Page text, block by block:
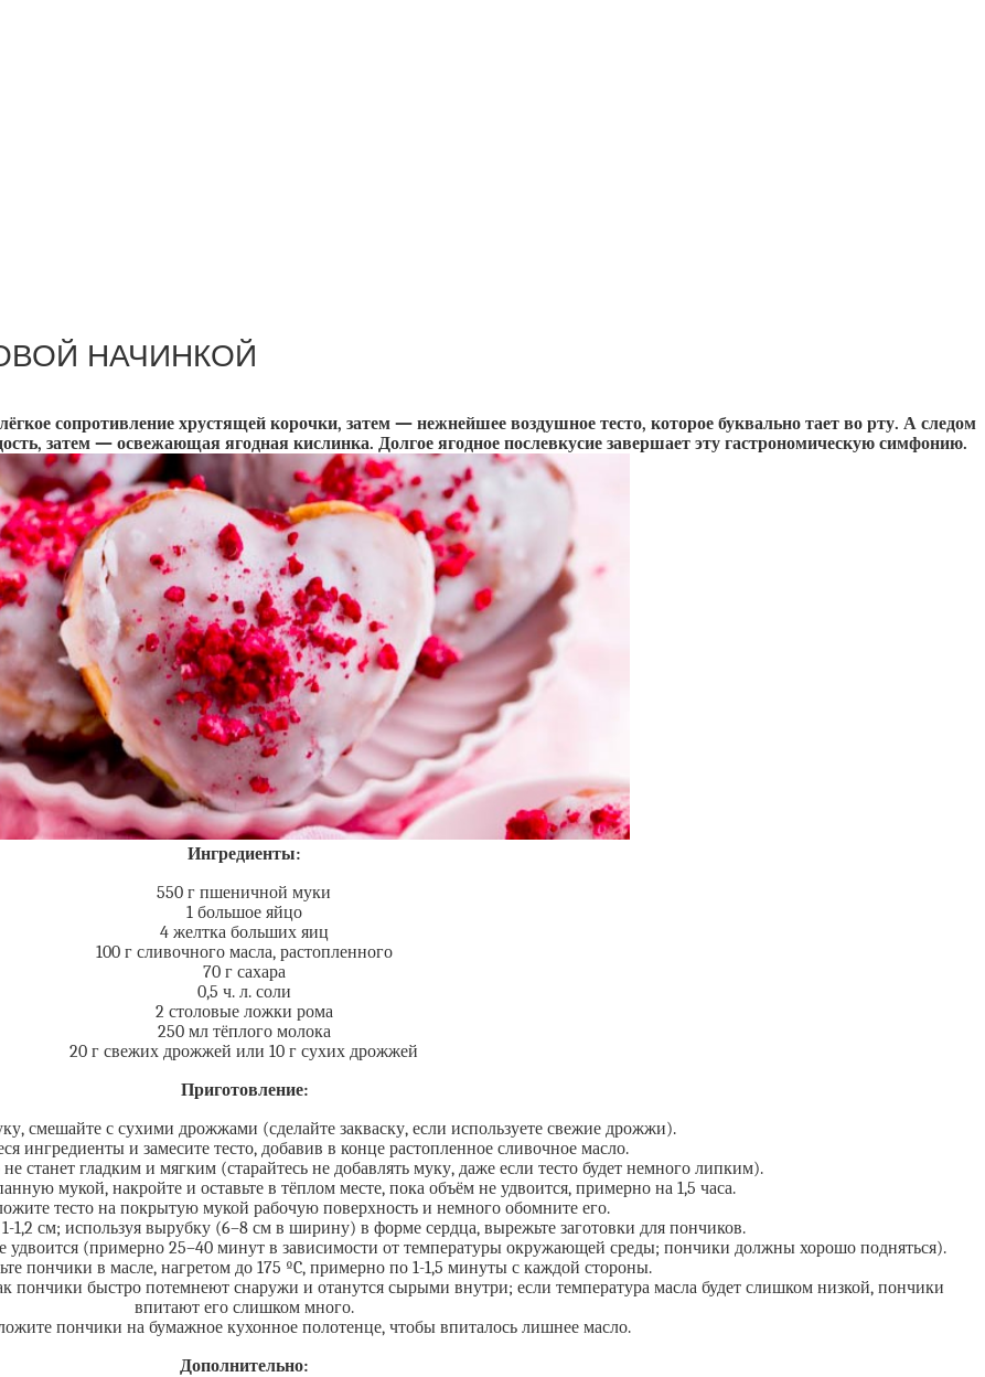
НАЧИНКОЙ
сопротивление хрустящей корочки, затем — нежнейшее воздушное тесто, которое буквально тает во рту. А следом
затем — освежающая ягодная кислинка. Долгое ягодное послевкусие завершает эту гастрономическую симфонию.
Ингредиенты:
550 г пшеничной муки
1 большое яйцо
4 желтка больших яиц
100 г сливочного масла, растопленного
70 г сахара
0,5 ч. л. соли
2 столовые ложки рома
250 мл тёплого молока
20 г свежих дрожжей или 10 г сухих дрожжей
Приготовление:
смешайте с сухими дрожжами (сделайте закваску, если используете свежие дрожжи).
ингредиенты и замесите тесто, добавив в конце растопленное сливочное масло.
станет гладким и мягким (старайтесь не добавлять муку, даже если тесто будет немного липким).
мукой, накройте и оставьте в тёплом месте, пока объём не удвоится, примерно на 1,5 часа.
тесто на покрытую мукой рабочую поверхность и немного обомните его.
1,2 см; используя вырубку (6–8 см в ширину) в форме сердца, вырежьте заготовки для пончиков.
удвоится (примерно 25–40 минут в зависимости от температуры окружающей среды; пончики должны хорошо подняться).
пончики в масле, нагретом до 175 ºC, примерно по 1-1,5 минуты с каждой стороны.
пончики быстро потемнеют снаружи и отанутся сырыми внутри; если температура масла будет слишком низкой, пончики
впитают его слишком много.
пончики на бумажное кухонное полотенце, чтобы впиталось лишнее масло.
Дополнительно: